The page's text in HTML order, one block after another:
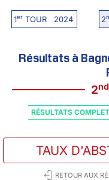
1erTOUR 2024 2
Résultats à
2nd
RÉSULTATS
TAUX
RETOUR AUX